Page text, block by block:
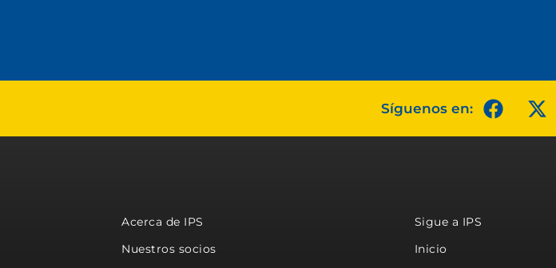
Síguenos en:
Acerca de IPS
Nuestros socios
Sigue a IPS
Inicio